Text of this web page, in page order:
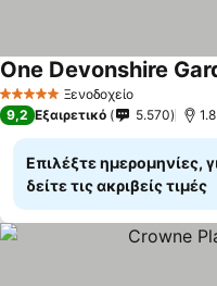
5 Αστέρια Ξενοδοχείο
One Devonshire
9,2 Εξαιρετικό 5.570
Επιλέξτε ημερομηνίες,
δείτε τις ακριβείς τιμές